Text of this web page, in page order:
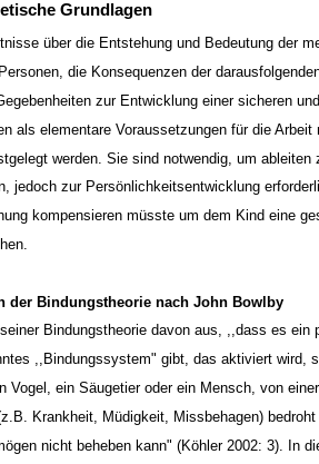
Grundlagen
über die Entstehung und Bedeutung der
die Konsequenzen der
zur Entwicklung einer sicheren
als elementare Voraussetzungen für die Arbeit
werden. Sie sind notwendig, um ableiten
jedoch zur Persönlichkeitsentwicklung
kompensieren müsste um dem Kind eine
der Bindungstheorie nach John Bowlby
Bindungstheorie davon aus, ,,dass es ein
,,Bindungssystem" gibt, das aktiviert wird,
Vogel, ein Säugetier oder ein Mensch, von
Krankheit, Müdigkeit, Missbehagen)
nicht beheben kann" (Köhler 2002: 3). In